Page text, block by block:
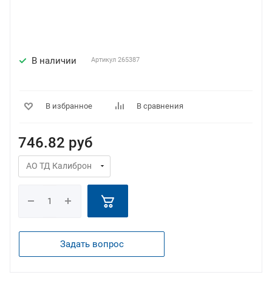
В наличии Артикул 265387
В избранное В сравнения
746.82 руб
Задать вопрос